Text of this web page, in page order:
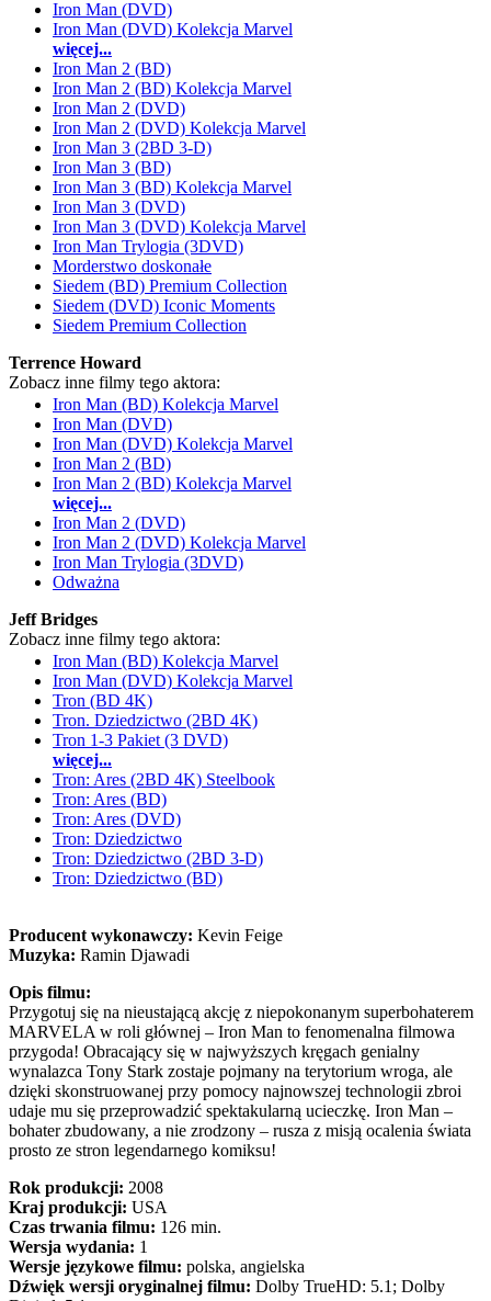
Iron Man (DVD)
Iron Man (DVD) Kolekcja Marvel
więcej...
Iron Man 2 (BD)
Iron Man 2 (BD) Kolekcja Marvel
Iron Man 2 (DVD)
Iron Man 2 (DVD) Kolekcja Marvel
Iron Man 3 (2BD 3-D)
Iron Man 3 (BD)
Iron Man 3 (BD) Kolekcja Marvel
Iron Man 3 (DVD)
Iron Man 3 (DVD) Kolekcja Marvel
Iron Man Trylogia (3DVD)
Morderstwo doskonałe
Siedem (BD) Premium Collection
Siedem (DVD) Iconic Moments
Siedem Premium Collection
Terrence Howard
Zobacz inne filmy tego aktora:
Iron Man (BD) Kolekcja Marvel
Iron Man (DVD)
Iron Man (DVD) Kolekcja Marvel
Iron Man 2 (BD)
Iron Man 2 (BD) Kolekcja Marvel
więcej...
Iron Man 2 (DVD)
Iron Man 2 (DVD) Kolekcja Marvel
Iron Man Trylogia (3DVD)
Odważna
Jeff Bridges
Zobacz inne filmy tego aktora:
Iron Man (BD) Kolekcja Marvel
Iron Man (DVD) Kolekcja Marvel
Tron (BD 4K)
Tron. Dziedzictwo (2BD 4K)
Tron 1-3 Pakiet (3 DVD)
więcej...
Tron: Ares (2BD 4K) Steelbook
Tron: Ares (BD)
Tron: Ares (DVD)
Tron: Dziedzictwo
Tron: Dziedzictwo (2BD 3-D)
Tron: Dziedzictwo (BD)
Producent wykonawczy: Kevin Feige
Muzyka: Ramin Djawadi
Opis filmu:
Przygotuj się na nieustającą akcję z niepokonanym superbohaterem
MARVELA w roli głównej – Iron Man to fenomenalna filmowa
przygoda! Obracający się w najwyższych kręgach genialny
wynalazca Tony Stark zostaje pojmany na terytorium wroga, ale
dzięki skonstruowanej przy pomocy najnowszej technologii zbroi
udaje mu się przeprowadzić spektakularną ucieczkę. Iron Man –
bohater zbudowany, a nie zrodzony – rusza z misją ocalenia świata
prosto ze stron legendarnego komiksu!
Rok produkcji: 2008
Kraj produkcji: USA
Czas trwania filmu: 126 min.
Wersja wydania: 1
Wersje językowe filmu: polska, angielska
Dźwięk wersji oryginalnej filmu: Dolby TrueHD: 5.1; Dolby